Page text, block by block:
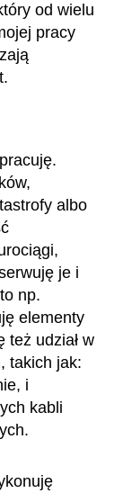
od wielu
pracy
albo
je i
np.
elementy
też udział w
takich jak:
i
kabli